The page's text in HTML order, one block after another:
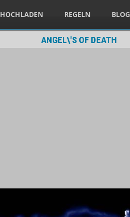
HOCHLADEN REGELN BLOG
ANGEL\'S OF DEATH